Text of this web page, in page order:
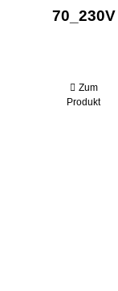
70_230V
Zum
Produkt